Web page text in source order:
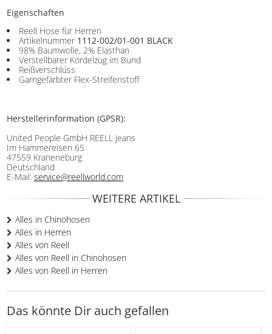
Eigenschaften
Reell Hose für Herren
Artikelnummer 1112-002/01-001 BLACK
98% Baumwolle, 2% Elasthan
Verstellbarer Kordelzug im Bund
Reißverschluss
Garngefärbter Flex-Streifenstoff
Herstellerinformation (GPSR):
United People GmbH REELL Jeans
Im Hammereisen 65
47559 Kraneneburg
Deutschland
E-Mail:service@reellworld.com
WEITERE ARTIKEL
Alles in Chinohosen
Alles in Herren
Alles von Reell
Alles von Reell in Chinohosen
Alles von Reell in Herren
Das könnte Dir auch gefallen